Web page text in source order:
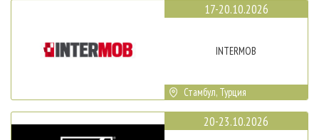
17-20.10.2026
INTERMOB
Стамбул, Турция
20-23.10.2026